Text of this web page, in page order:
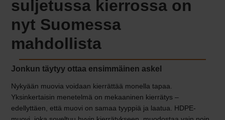
suljetussa kierrossa on
nyt Suomessa
mahdollista
Jonkun täytyy ottaa ensimmäinen askel
Nykyään muovia voidaan kierrättää monella tapaa.
Yksinkertaisin menetelmä on mekaaninen kierrätys –
edellyttäen, että muovi on samaa tyyppiä ja laatua. HDPE-